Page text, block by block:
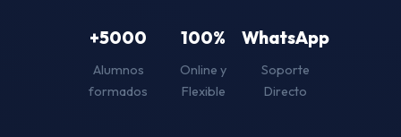
+5000
Alumnos
formados
100%
Online y
Flexible
WhatsApp
Soporte
Directo